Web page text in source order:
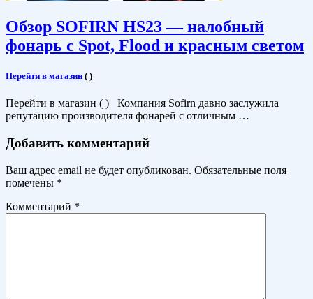
Обзор SOFIRN HS23 — налобный
фонарь с Spot, Flood и красным светом
Перейти в магазин ( )
Перейти в магазин ( ) Компания Sofirn давно заслужила
репутацию производителя фонарей с отличным …
Добавить комментарий
Ваш адрес email не будет опубликован. Обязательные поля
помечены *
Комментарий *